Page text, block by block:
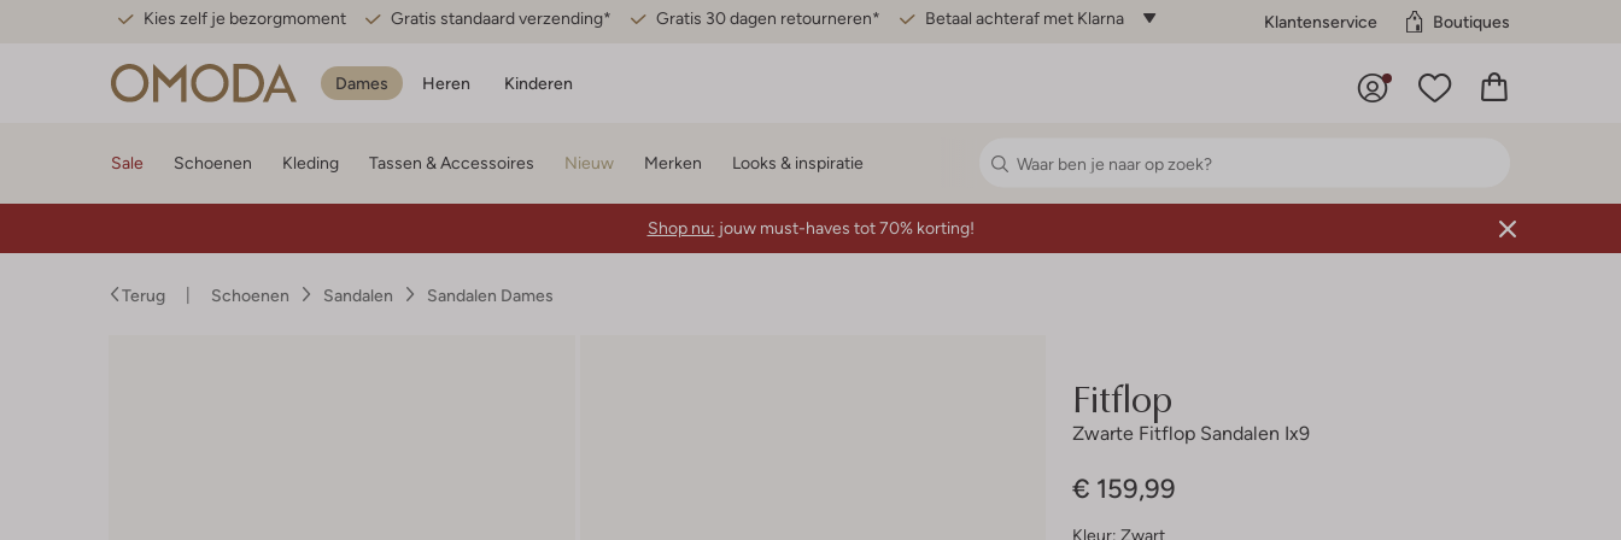
Kies zelf je bezorgmoment Gratis standaard verzending* Gratis 30 dagen retourneren* Betaal achteraf met Klarna Klantenservice Boutiques
Dames Heren Kinderen
Sale Schoenen Kleding Tassen & Accessoires Nieuw Merken Looks & inspiratie
Shop nu: jouw must-haves tot 70% korting!
Terug Schoenen Sandalen Sandalen Dames
Fitflop
Zwarte Fitflop Sandalen Ix9
€ 159,99
Kleur: Zwart